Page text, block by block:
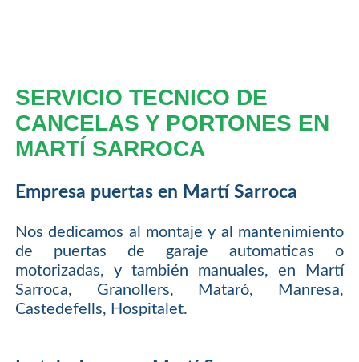
SERVICIO TECNICO DE
CANCELAS Y PORTONES EN
MARTÍ SARROCA
Empresa puertas en Martí Sarroca
Nos dedicamos al montaje y al mantenimiento
de puertas de garaje automaticas o
motorizadas, y también manuales, en Martí
Sarroca, Granollers, Mataró, Manresa,
Castedefells, Hospitalet.